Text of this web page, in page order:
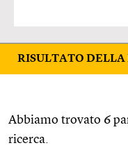
RISULTATO DELLA
Abbiamo trovato 6
ricerca.